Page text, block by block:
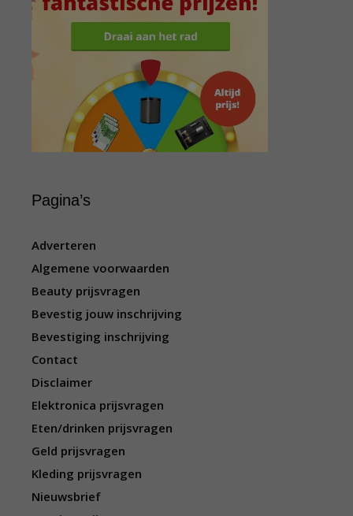
Pagina’s
Adverteren
Algemene voorwaarden
Beauty prijsvragen
Bevestig jouw inschrijving
Bevestiging inschrijving
Contact
Disclaimer
Elektronica prijsvragen
Eten/drinken prijsvragen
Geld prijsvragen
Kleding prijsvragen
Nieuwsbrief